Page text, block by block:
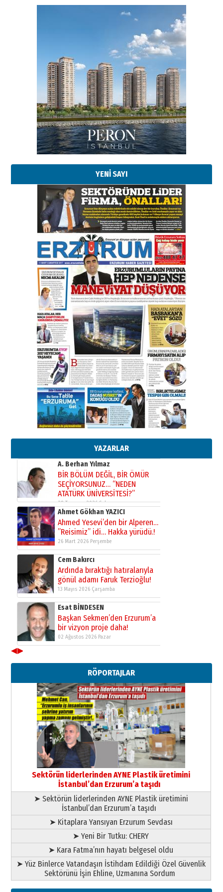
YENİ SAYI
YAZARLAR
Esat BİNDESEN
Başkan Sekmen’den Erzurum’a
bir vizyon proje daha!
02 Ağustos 2026 Pazar
Kadir SABUNCUOĞLU
Erzurumspor’un köşe taşları
29 Haziran 2026 Pazartesi
Kenan GÜLERCİ
Murat Şahsuvaroğlu ERKON’da
çıtayı yukarı taşırken,
yönetimdekiler aşağı
çekmemeli!
17 Şubat 2026 SalıOrhan BOZKURT
Bir fotoğraf, bir şehir, bir
gazeteci… Dizginler kimin
A. Berhan Yılmaz
BİR BÖLÜM DEĞİL, BİR ÖMÜR
SEÇİYORSUNUZ… “NEDEN
ATATÜRK ÜNİVERSİTESİ?”
28 Temmuz 2026 Salı
Ahmet Gökhan YAZICI
Ahmed Yesevi’den bir Alperen…
”Reisimiz” idi… Hakka yürüdü.!
26 Mart 2026 Perşembe
Cem Bakırcı
Ardında bıraktığı hatıralarıyla
gönül adamı Faruk Terzioğlu!
13 Mayıs 2026 Çarşamba
Esat BİNDESEN
Başkan Sekmen’den Erzurum’a
bir vizyon proje daha!
02 Ağustos 2026 Pazar
Erzurumspor’un köşe taşları
29 Haziran 2026 Pazartesi
Kenan GÜLERCİ
Murat Şahsuvaroğlu ERKON’da
çıtayı yukarı taşırken,
yönetimdekiler aşağı
çekmemeli!
17 Şubat 2026 SalıOrhan BOZKURT
Bir fotoğraf, bir şehir, bir
gazeteci… Dizginler kimin
elinde?
A. Berhan Yılmaz
BİR BÖLÜM DEĞİL, BİR ÖMÜR
SEÇİYORSUNUZ… “NEDEN
ATATÜRK ÜNİVERSİTESİ?”
28 Temmuz 2026 Salı
Ahmet Gökhan YAZICI
Ahmed Yesevi’den bir Alperen…
”Reisimiz” idi… Hakka yürüdü.!
26 Mart 2026 Perşembe
◀▶
RÖPORTAJLAR
Sektörün liderlerinden AYNE Plastik üretimini
İstanbul’dan Erzurum’a taşıdı
➤ Sektörün liderlerinden AYNE Plastik üretimini
İstanbul’dan Erzurum’a taşıdı
➤ Kitaplara Yansıyan Erzurum Sevdası
➤ Yeni Bir Tutku: CHERY
➤ Kara Fatma’nın hayatı belgesel oldu
➤ Yüz Binlerce Vatandaşın İstihdam Edildiği Özel Güvenlik
Sektörünü İşin Ehline, Uzmanına Sordum